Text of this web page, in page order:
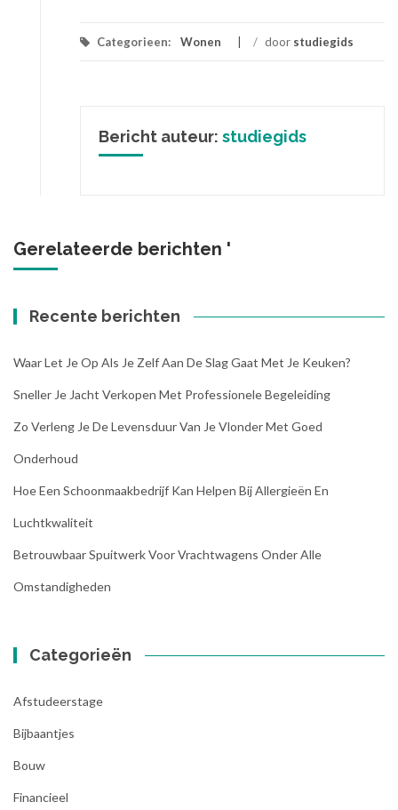
Categorieen: Wonen / door studiegids
Bericht auteur: studiegids
Gerelateerde berichten '
Recente berichten
Waar Let Je Op Als Je Zelf Aan De Slag Gaat Met Je Keuken?
Sneller Je Jacht Verkopen Met Professionele Begeleiding
Zo Verleng Je De Levensduur Van Je Vlonder Met Goed
Onderhoud
Hoe Een Schoonmaakbedrijf Kan Helpen Bij Allergieën En
Luchtkwaliteit
Betrouwbaar Spuitwerk Voor Vrachtwagens Onder Alle
Omstandigheden
Categorieën
Afstudeerstage
Bijbaantjes
Bouw
Financieel